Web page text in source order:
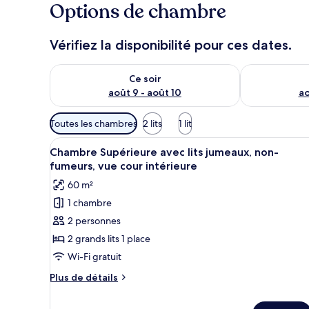
Options de chambre
Vérifiez la disponibilité pour ces dates.
Ce soir
août 9 - août 10
Vérifier la disponibilité pour ce soir août 9 - août 10
Vérifier la
Filtres
disponibles
pour
les
chambres
Toutes les chambres 2 lits 1 lit
Afficher
toutes
les
photos
pour
ce
type
de
chambre :
Chambre
Une chambre d’hôtel
5
Chambre Supérieure avec lits jumeaux, non-
fumeurs, vue cour intérieure
60 m²
1 chambre
2 personnes
2 grands lits 1 place
Wi-Fi gratuit
Plus de détails
Plus